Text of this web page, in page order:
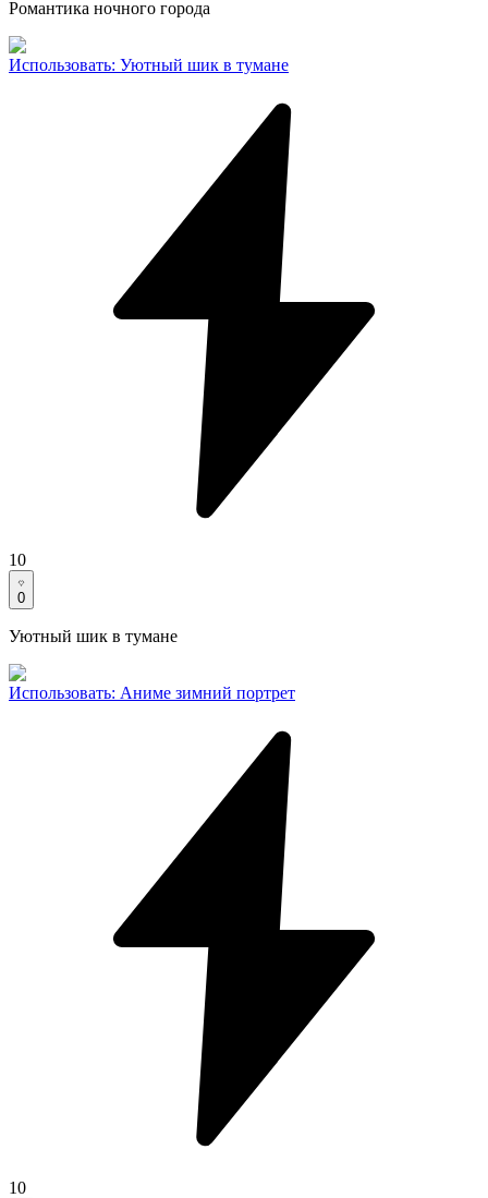
Романтика ночного города
Использовать: Уютный шик в тумане
10
0
Уютный шик в тумане
Использовать: Аниме зимний портрет
10